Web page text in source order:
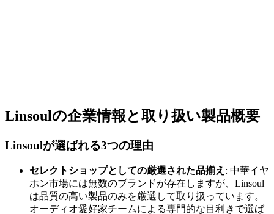
Linsoulの企業情報と取り扱い製品概要
Linsoulが選ばれる3つの理由
セレクトショップとしての厳選された品揃え : 中華イヤ
ホン市場には無数のブランドが存在しますが、Linsoul
は品質の高い製品のみを厳選して取り扱っています。
オーディオ愛好家チームによる専門的な目利きで選ば